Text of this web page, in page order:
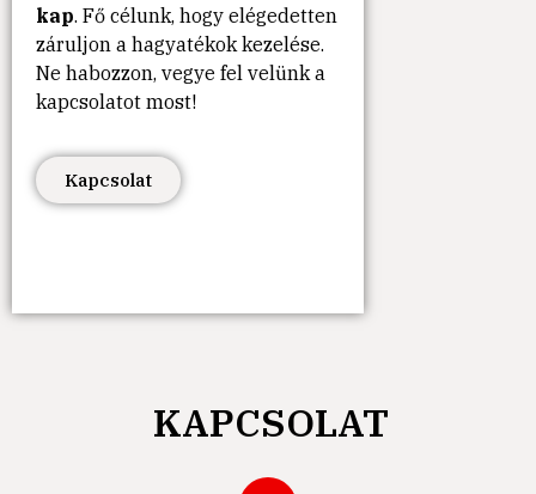
kap. Fő célunk, hogy elégedetten
záruljon a hagyatékok kezelése.
Ne habozzon, vegye fel velünk a
kapcsolatot most!
Kapcsolat
KAPCSOLAT